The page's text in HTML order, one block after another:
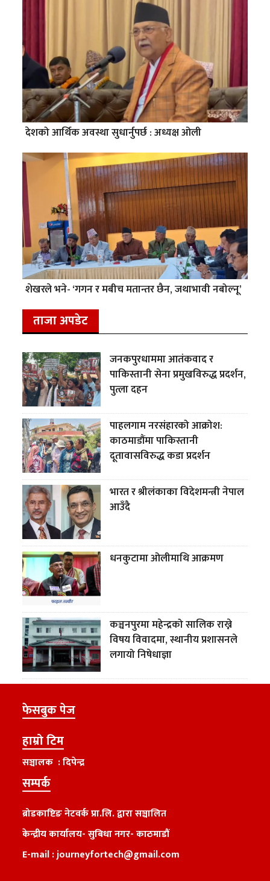
देशको आर्थिक अवस्था सुधार्नुपर्छ : अध्यक्ष ओली
शेखरले भने- ‘गगन र मबीच मतान्तर छैन, जथाभावी नबोल्नू’
ताजा अपडेट
जनकपुरधाममा आतंकवाद र
पाकिस्तानी सेना प्रमुखविरुद्ध प्रदर्शन,
पुत्ला दहन
पाहलगाम नरसंहारको आक्रोश:
काठमाडौंमा पाकिस्तानी
दूतावासविरुद्ध कडा प्रदर्शन
भारत र श्रीलंकाका विदेशमन्त्री नेपाल
आउँदै
धनकुटामा ओलीमाथि आक्रमण
कञ्चनपुरमा महेन्द्रको सालिक राख्ने
विषय विवादमा, स्थानीय प्रशासनले
लगायो निषेधाज्ञा
फेसबुक पेज
हाम्रो टिम
सञ्चालक : दिपेन्द्र
सम्पर्क
ब्रोडकाष्टिङ नेटवर्क प्रा.लि. द्वारा सञ्चालित
केन्द्रीय कार्यालय-सुबिधा नगर- काठमाडौं
E-mail :journeyfortech@gmail.com